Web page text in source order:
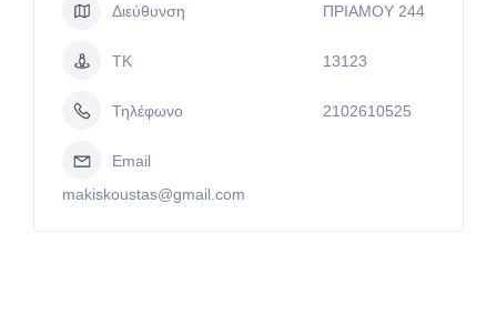
Διεύθυνση ΠΡΙΑΜΟΥ 244
ΤΚ 13123
Τηλέφωνο 2102610525
Email
makiskoustas@gmail.com